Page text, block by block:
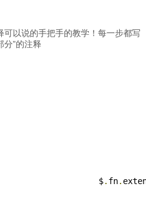
以说的手把手的教学！每一步都写
分”的注释
$. fn.